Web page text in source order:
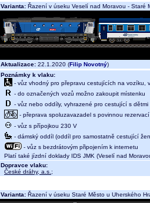
Varianta: Řazení v úseku Veselí nad Moravou - Staré
Aktualizace: 22.1.2020 (Filip Novotný)
Poznámky k vlaku:
- vůz vhodný pro přepravu cestujících na vozíku,
- do označených vozů možno zakoupit místenku
- vůz nebo oddíly, vyhrazené pro cestující s
- přeprava spoluzavazadel s povinnou
- vůz s přípojkou 230 V
- dámský oddíl (oddíl pro samostatně cestující
- vůz s bezdrátovým připojením k internetu
Platí také jízdní doklady IDS JMK (Veselí nad
Dopravce vlaku:
České dráhy, a.s. ;
Varianta: Řazení v úseku Staré Město u Uherského